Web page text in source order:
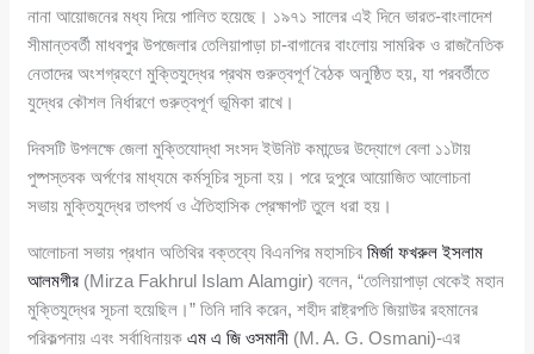
নানা আয়োজনের মধ্য দিয়ে পালিত হয়েছে। ১৯৭১ সালের এই দিনে ভারত-বাংলাদেশ
সীমান্তবর্তী মাধবপুর উপজেলার তেলিয়াপাড়া চা-বাগানের বাংলোয় সামরিক ও রাজনৈতিক
নেতাদের অংশগ্রহণে মুক্তিযুদ্ধের প্রথম গুরুত্বপূর্ণ বৈঠক অনুষ্ঠিত হয়, যা পরবর্তীতে
যুদ্ধের কৌশল নির্ধারণে গুরুত্বপূর্ণ ভূমিকা রাখে।
দিবসটি উপলক্ষে জেলা মুক্তিযোদ্ধা সংসদ ইউনিট কমান্ডের উদ্যোগে বেলা ১১টায়
পুষ্পস্তবক অর্পণের মাধ্যমে কর্মসূচির সূচনা হয়। পরে দুপুরে আয়োজিত আলোচনা
সভায় মুক্তিযুদ্ধের তাৎপর্য ও ঐতিহাসিক প্রেক্ষাপট তুলে ধরা হয়।
আলোচনা সভায় প্রধান অতিথির বক্তব্যে বিএনপির মহাসচিবমির্জা ফখরুল ইসলাম
আলমগীর (Mirza Fakhrul Islam Alamgir) বলেন, “তেলিয়াপাড়া থেকেই মহান
মুক্তিযুদ্ধের সূচনা হয়েছিল।” তিনি দাবি করেন, শহীদ রাষ্ট্রপতি জিয়াউর রহমানের
পরিকল্পনায় এবং সর্বাধিনায়কএম এ জি ওসমানী (M. A. G. Osmani)-এর